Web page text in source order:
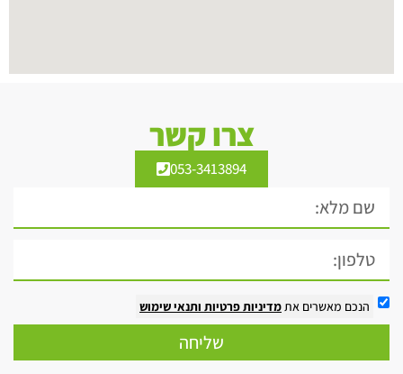
צרו קשר
053-3413894
הנכם מאשרים אתמדיניות פרטיות ותנאי שימוש
שליחה